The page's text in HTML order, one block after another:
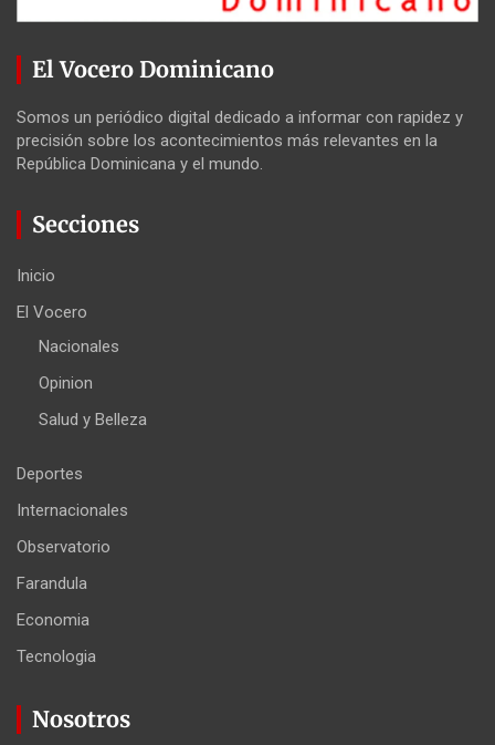
El Vocero Dominicano
Somos un periódico digital dedicado a informar con rapidez y
precisión sobre los acontecimientos más relevantes en la
República Dominicana y el mundo.
Secciones
Inicio
El Vocero
Nacionales
Opinion
Salud y Belleza
Deportes
Internacionales
Observatorio
Farandula
Economia
Tecnologia
Nosotros